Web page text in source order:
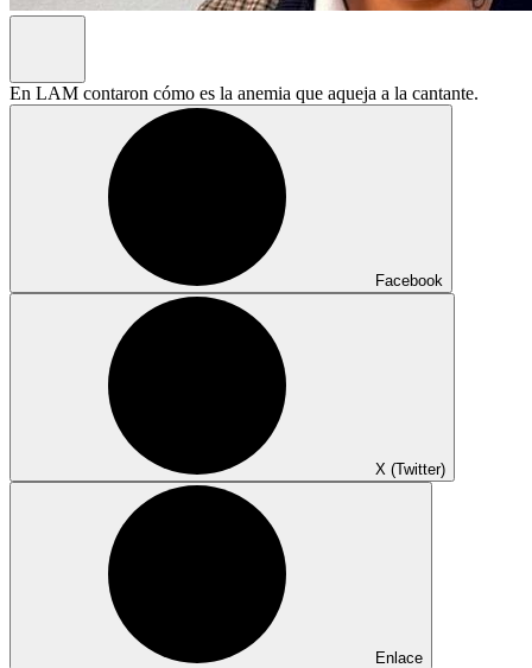
En LAM contaron cómo es la anemia que aqueja a la cantante.
Facebook
X (Twitter)
Enlace